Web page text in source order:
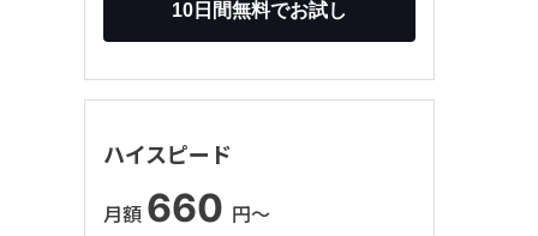
ハイスピード
月額 660 円〜